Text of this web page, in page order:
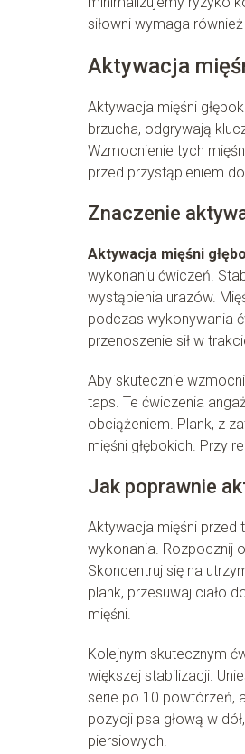
siłowni wymaga
Aktywacja
Aktywacja mięśni
brzucha, odgrywają
Wzmocnienie tych
przed przystąpieniem
Znaczenie
Aktywacja mięśni
wykonaniu ćwiczeń.
wystąpienia urazów.
podczas wykonywania
przenoszenie sił w
Aby skutecznie
taps. Te ćwiczenia
obciążeniem. Plank, z
mięśni głębokich. Przy
Jak poprawnie
Aktywacja mięśni przed
wykonania. Rozpocznij
Skoncentruj się na
plank, przesuwaj ciało
mięśni.
Kolejnym skutecznym
większej stabilizacji.
serie po 10 powtórzeń,
pozycji psa głową w
piersiowych.